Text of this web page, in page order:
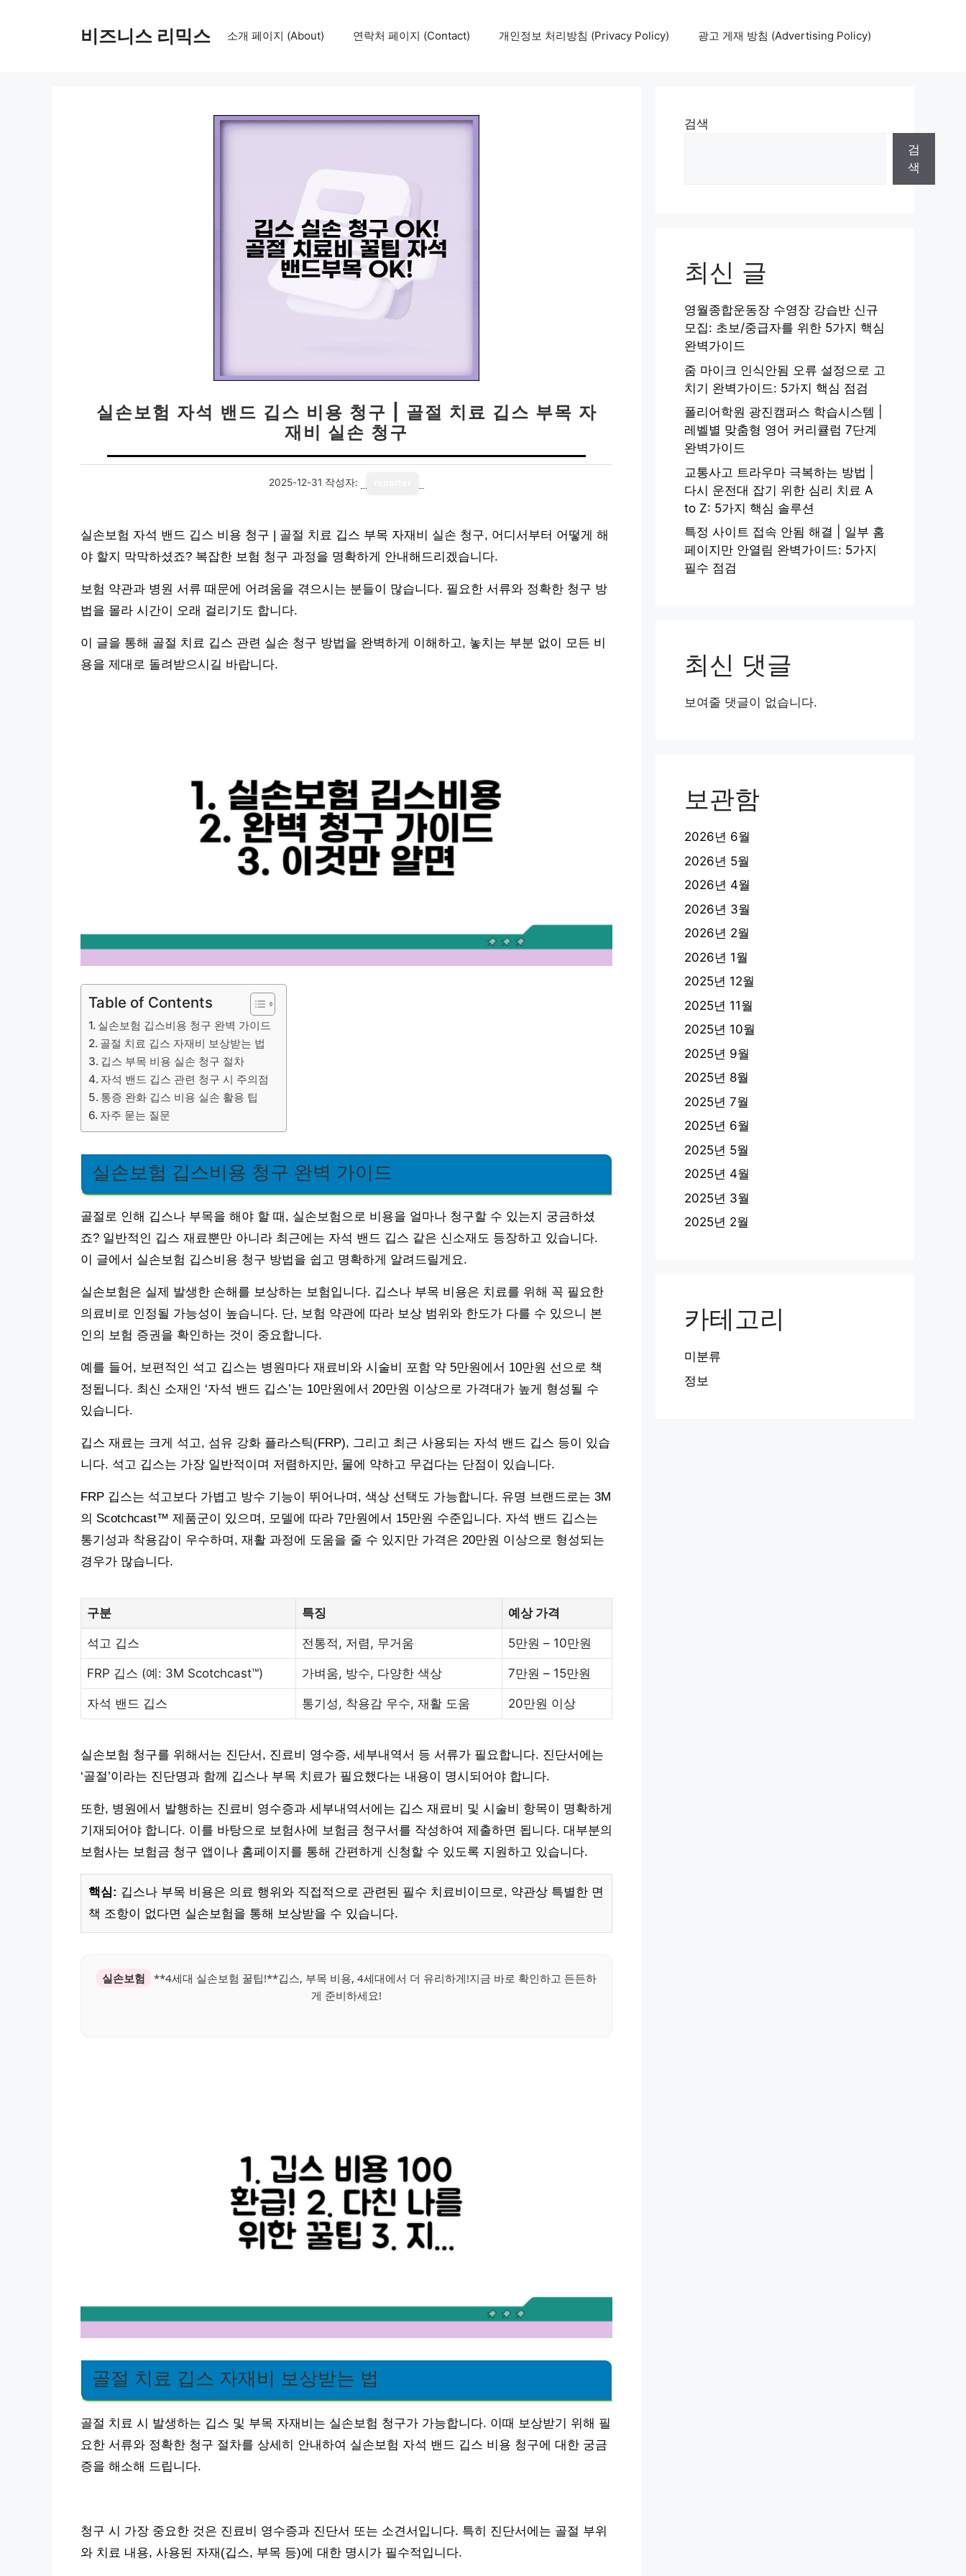
비즈니스 리믹스 소개 페이지 (About) 연락처 페이지 (Contact) 개인정보 처리방침 (Privacy Policy) 광고 게재 방침 (Advertising Policy)
실손보험 자석 밴드 깁스 비용 청구 | 골절 치료 깁스 부목 자
재비 실손 청구
2025-12-31 작성자:
실손보험 자석 밴드 깁스 비용 청구 | 골절 치료 깁스 부목 자재비 실손 청구, 어디서부터 어떻게 해
야 할지 막막하셨죠? 복잡한 보험 청구 과정을 명확하게 안내해드리겠습니다.
보험 약관과 병원 서류 때문에 어려움을 겪으시는 분들이 많습니다. 필요한 서류와 정확한 청구 방
법을 몰라 시간이 오래 걸리기도 합니다.
이 글을 통해 골절 치료 깁스 관련 실손 청구 방법을 완벽하게 이해하고, 놓치는 부분 없이 모든 비
용을 제대로 돌려받으시길 바랍니다.
Table of Contents
실손보험 깁스비용 청구 완벽 가이드
골절 치료 깁스 자재비 보상받는 법
깁스 부목 비용 실손 청구 절차
자석 밴드 깁스 관련 청구 시 주의점
통증 완화 깁스 비용 실손 활용 팁
자주 묻는 질문
실손보험 깁스비용 청구 완벽 가이드
골절로 인해 깁스나 부목을 해야 할 때, 실손보험으로 비용을 얼마나 청구할 수 있는지 궁금하셨
죠? 일반적인 깁스 재료뿐만 아니라 최근에는 자석 밴드 깁스 같은 신소재도 등장하고 있습니다.
이 글에서 실손보험 깁스비용 청구 방법을 쉽고 명확하게 알려드릴게요.
실손보험은 실제 발생한 손해를 보상하는 보험입니다. 깁스나 부목 비용은 치료를 위해 꼭 필요한
의료비로 인정될 가능성이 높습니다. 단, 보험 약관에 따라 보상 범위와 한도가 다를 수 있으니 본
인의 보험 증권을 확인하는 것이 중요합니다.
예를 들어, 보편적인 석고 깁스는 병원마다 재료비와 시술비 포함 약 5만원에서 10만원 선으로 책
정됩니다. 최신 소재인 ‘자석 밴드 깁스’는 10만원에서 20만원 이상으로 가격대가 높게 형성될 수
있습니다.
깁스 재료는 크게 석고, 섬유 강화 플라스틱(FRP), 그리고 최근 사용되는 자석 밴드 깁스 등이 있습
니다. 석고 깁스는 가장 일반적이며 저렴하지만, 물에 약하고 무겁다는 단점이 있습니다.
FRP 깁스는 석고보다 가볍고 방수 기능이 뛰어나며, 색상 선택도 가능합니다. 유명 브랜드로는 3M
의 Scotchcast™ 제품군이 있으며, 모델에 따라 7만원에서 15만원 수준입니다. 자석 밴드 깁스는
통기성과 착용감이 우수하며, 재활 과정에 도움을 줄 수 있지만 가격은 20만원 이상으로 형성되는
경우가 많습니다.
구분 특징 예상 가격
석고 깁스 전통적, 저렴, 무거움 5만원 – 10만원
FRP 깁스 (예: 3M Scotchcast™) 가벼움, 방수, 다양한 색상 7만원 – 15만원
자석 밴드 깁스 통기성, 착용감 우수, 재활 도움 20만원 이상
실손보험 청구를 위해서는 진단서, 진료비 영수증, 세부내역서 등 서류가 필요합니다. 진단서에는
‘골절’이라는 진단명과 함께 깁스나 부목 치료가 필요했다는 내용이 명시되어야 합니다.
또한, 병원에서 발행하는 진료비 영수증과 세부내역서에는 깁스 재료비 및 시술비 항목이 명확하게
기재되어야 합니다. 이를 바탕으로 보험사에 보험금 청구서를 작성하여 제출하면 됩니다. 대부분의
보험사는 보험금 청구 앱이나 홈페이지를 통해 간편하게 신청할 수 있도록 지원하고 있습니다.
핵심: 깁스나 부목 비용은 의료 행위와 직접적으로 관련된 필수 치료비이므로, 약관상 특별한 면
책 조항이 없다면 실손보험을 통해 보상받을 수 있습니다.
실손보험
**4세대 실손보험 꿀팁!**깁스, 부목 비용, 4세대에서 더 유리하게!지금 바로 확인하고 든든하
게 준비하세요!
골절 치료 깁스 자재비 보상받는 법
골절 치료 시 발생하는 깁스 및 부목 자재비는 실손보험 청구가 가능합니다. 이때 보상받기 위해 필
요한 서류와 정확한 청구 절차를 상세히 안내하여 실손보험 자석 밴드 깁스 비용 청구에 대한 궁금
증을 해소해 드립니다.
청구 시 가장 중요한 것은 진료비 영수증과 진단서 또는 소견서입니다. 특히 진단서에는 골절 부위
와 치료 내용, 사용된 자재(깁스, 부목 등)에 대한 명시가 필수적입니다.
검색
검
색
최신 글
영월종합운동장 수영장 강습반 신규
모집: 초보/중급자를 위한 5가지 핵심
완벽가이드
줌 마이크 인식안됨 오류 설정으로 고
치기 완벽가이드: 5가지 핵심 점검
폴리어학원 광진캠퍼스 학습시스템 |
레벨별 맞춤형 영어 커리큘럼 7단계
완벽가이드
교통사고 트라우마 극복하는 방법 |
다시 운전대 잡기 위한 심리 치료 A
to Z: 5가지 핵심 솔루션
특정 사이트 접속 안됨 해결 | 일부 홈
페이지만 안열림 완벽가이드: 5가지
필수 점검
최신 댓글
보여줄 댓글이 없습니다.
보관함
2026년 6월
2026년 5월
2026년 4월
2026년 3월
2026년 2월
2026년 1월
2025년 12월
2025년 11월
2025년 10월
2025년 9월
2025년 8월
2025년 7월
2025년 6월
2025년 5월
2025년 4월
2025년 3월
2025년 2월
카테고리
미분류
정보